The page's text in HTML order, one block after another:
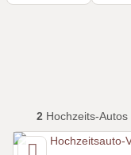
2 Hochzeits-Autos